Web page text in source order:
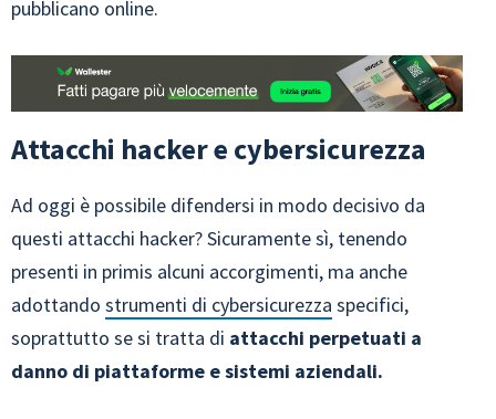
pubblicano online.
Attacchi hacker e cybersicurezza
Ad oggi è possibile difendersi in modo decisivo da
questi attacchi hacker? Sicuramente sì, tenendo
presenti in primis alcuni accorgimenti, ma anche
adottando strumenti di cybersicurezza specifici,
soprattutto se si tratta di attacchi perpetuati a
danno di piattaforme e sistemi aziendali.